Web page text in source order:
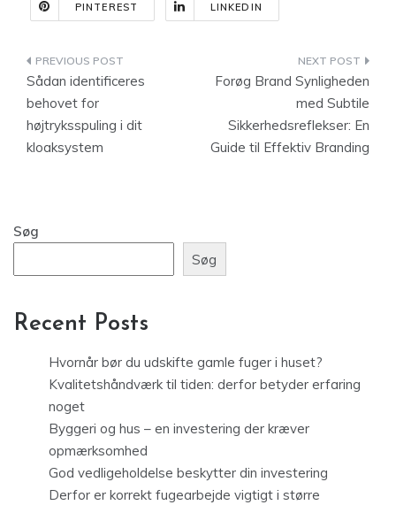
PINTEREST LINKEDIN
Indlægsnavigation
Sådan identificeres
behovet for
højtryksspuling i dit
kloaksystem
Forøg Brand Synligheden
med Subtile
Sikkerhedsreflekser: En
Guide til Effektiv Branding
Søg
Søg
Recent Posts
Hvornår bør du udskifte gamle fuger i huset?
Kvalitetshåndværk til tiden: derfor betyder erfaring
noget
Byggeri og hus – en investering der kræver
opmærksomhed
God vedligeholdelse beskytter din investering
Derfor er korrekt fugearbejde vigtigt i større